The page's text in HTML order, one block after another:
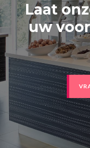
Laat
uw